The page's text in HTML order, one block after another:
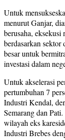
Untuk
menurut Ganjar,
berusaha, eksekusi
berdasarkan sektor
besar untuk
investasi dalam
Untuk akselerasi
pertumbuhan 7
Industri Kendal,
Semarang dan
wilayah eks
Industri Brebes